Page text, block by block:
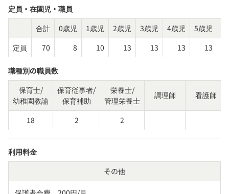
定員・在園児・職員
合計
0歳児 1歳児 2歳児 3歳児 4歳児 5歳児
定員
70 8 10 13 13 13 13
職種別の職員数
保育士/
幼稚園教諭
保育従事者/
保育補助
栄養士/
管理栄養士
調理師 看護師
18 2 2
利用料金
その他